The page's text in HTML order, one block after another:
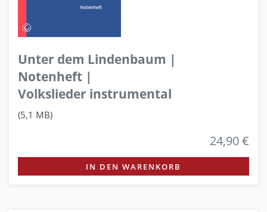
Unter dem Lindenbaum |
Notenheft |
Volkslieder instrumental
(5,1 MB)
24,90 €
IN DEN WARENKORB